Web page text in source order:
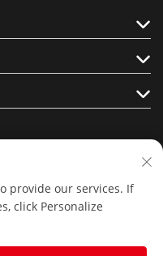
provide our services. If
click Personalize